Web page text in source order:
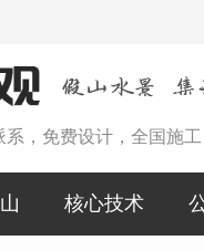
，免费设计，全国施
核心技术